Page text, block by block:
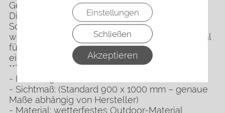
Einstellungen
Schließen
Akzeptieren
Geschäftseingängen.
Die Plakate lassen sich einfach über ein
Schnellwechsel-System einsetzen und
wechseln, wodurch sich die Plakatwand optimal
für wechselnde Kampagnen oder Aktionen
eignet.
**Technische Daten:**
- Format: 9/1
- Sichtmaß: (Standard 900 x 1000 mm – genaue
Maße abhängig von Hersteller)
- Material: wetterfestes Outdoor-Material